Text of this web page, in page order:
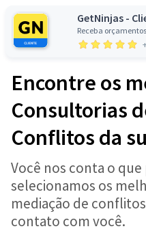
GetNinjas -
Receba
Encontre os
Consultorias
Conflitos da
Você nos conta o que
selecionamos os
mediação de
contato com você.